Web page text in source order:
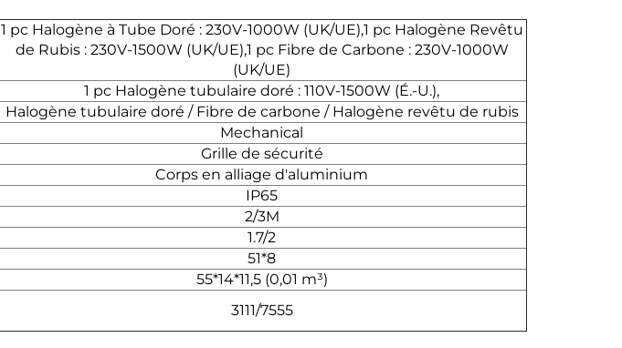
1 pc Halogène à Tube Doré : 230V-1000W (UK/UE),1 pc Halogène Revêtu
de Rubis : 230V-1500W (UK/UE),1 pc Fibre de Carbone : 230V-1000W
(UK/UE)
1 pc Halogène tubulaire doré : 110V-1500W (É.-U.),
Halogène tubulaire doré / Fibre de carbone / Halogène revêtu de rubis
Mechanical
Grille de sécurité
Corps en alliage d'aluminium
IP65
2/3M
1.7/2
51*8
55*14*11,5 (0,01 m³)
3111/7555